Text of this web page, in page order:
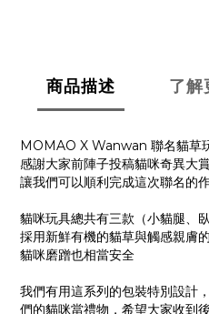
商品描述 了解
MOMAO X Wanwan 聯名貓草
感謝大家前陣子投稿貓咪奇異大
讓我們可以順利完成這次聯名的
貓咪玩具總共有三款（小貓腿、
採用新鮮有機的貓草與觸感親膚
貓咪磨蹭也相當安全
我們有用這系列的包裝特別設計
們的貓咪當禮物，希望大家收到